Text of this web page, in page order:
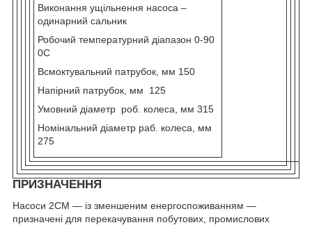
Виконання ущільнення насоса –
одинарний сальник
Робочий температурний діапазон 0-90
0С
Всмоктувальний патрубок, мм 150
Напірний патрубок, мм 125
Умовний діаметр роб. колеса, мм 315
Номінальний діаметр раб. колеса, мм
275
ПРИЗНАЧЕННЯ
Насоси 2СМ — із зменшеним енергоспоживанням —
призначені для перекачування побутових, промислових